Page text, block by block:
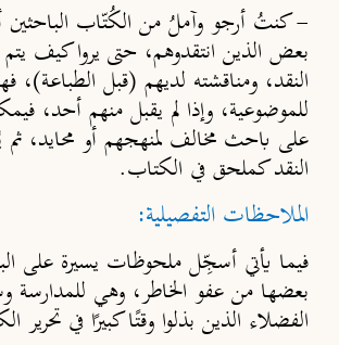
-كنتُ أرجو وآملُ من الكُتّاب الباحثين
بعض الذين انتقدوهم، حتى يروا كيف
النقد، ومناقشته لديهم (قبل الطباعة)،
للموضوعية، وإذا لم يقبل منهم أحد،
على باحث مخالف لمنهجهم أو محايد،
النقد كملحق في الكتاب.
الملاحظات التفصيلية:
فيما يأتي أسجِّل ملحوظات يسيرة على
بعضها من عفو الخاطر، وهي للمدارسة
الفضلاء الذين بذلوا وقتًا كبيرًا في تحرير